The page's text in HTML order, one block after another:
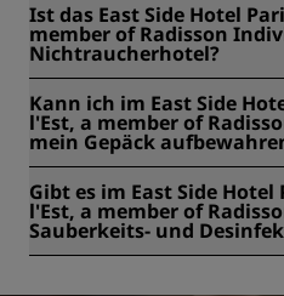
Radisson Individuals befindet
cour de la ferme Saint-Lazare,
Ist das East Side Hotel
member of Radisson
Nichtraucherhotel?
Radisson Individuals ist ein
Kann ich im East Side
l'Est, a member of
mein Gepäck
Gare de l'Est, a member of
vorhanden.
Gibt es im East Side Hotel
l'Est, a member of
Sauberkeits- und